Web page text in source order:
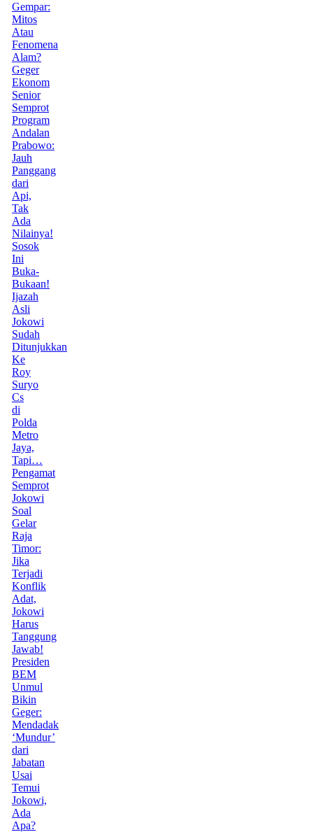
Gempar:
Mitos
Atau
Fenomena
Alam?
Geger
Ekonom
Senior
Semprot
Program
Andalan
Prabowo:
Jauh
Panggang
dari
Api,
Tak
Ada
Nilainya!
Sosok
Ini
Buka-
Bukaan!
Ijazah
Asli
Jokowi
Sudah
Ditunjukkan
Ke
Roy
Suryo
Cs
di
Polda
Metro
Jaya,
Tapi…
Pengamat
Semprot
Jokowi
Soal
Gelar
Raja
Timor:
Jika
Terjadi
Konflik
Adat,
Jokowi
Harus
Tanggung
Jawab!
Presiden
BEM
Unmul
Bikin
Geger:
Mendadak
‘Mundur’
dari
Jabatan
Usai
Temui
Jokowi,
Ada
Apa?